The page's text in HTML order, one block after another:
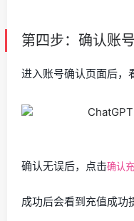
第四步：确认账
进入账号确认页面后，
确认无误后，点击确认
成功后会看到充值成功